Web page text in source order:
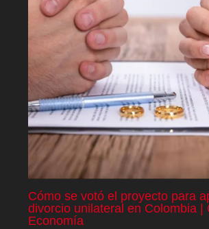
Cómo se votó el proyecto para
divorcio unilateral en Colombia |
Economía